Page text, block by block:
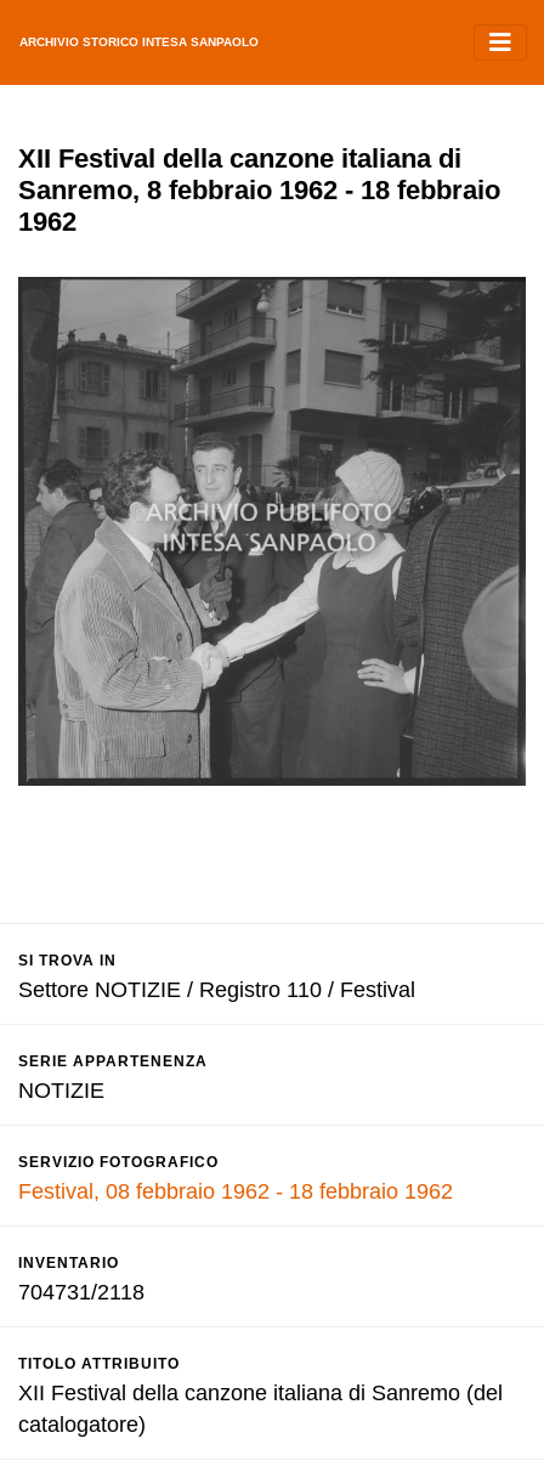
ARCHIVIO STORICO INTESA SANPAOLO
XII Festival della canzone italiana di
Sanremo, 8 febbraio 1962 - 18 febbraio
1962
SI TROVA IN
Settore NOTIZIE / Registro 110 / Festival
SERIE APPARTENENZA
NOTIZIE
SERVIZIO FOTOGRAFICO
Festival, 08 febbraio 1962 - 18 febbraio 1962
INVENTARIO
704731/2118
TITOLO ATTRIBUITO
XII Festival della canzone italiana di Sanremo (del
catalogatore)